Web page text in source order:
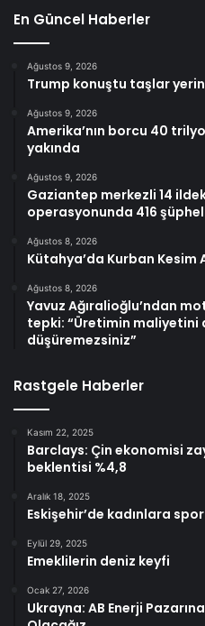
En Güncel Haberler
Ağustos 9, 2026
Trump konuştu taşlar
Ağustos 9, 2026
Amerika’nın borcu 40
yakında
Ağustos 9, 2026
Gaziantep merkezli 14
operasyonunda 416
Ağustos 8, 2026
Kütahya’da Kurban Kesim
Ağustos 8, 2026
Yavuz Ağıralioğlu’ndan
tepki: “Üretimin maliyetini
düşüremezsiniz”
Rastgele Haberler
Kasım 22, 2025
Barclays: Çin ekonomisi
beklentisi %4,8
Aralık 18, 2025
Eskişehir’de kadınlara
Eylül 29, 2025
Emeklilerin deniz keyfi
Ocak 27, 2026
Ukrayna: AB Enerji